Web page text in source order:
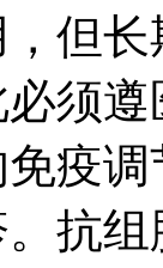
但
须
疫
抗